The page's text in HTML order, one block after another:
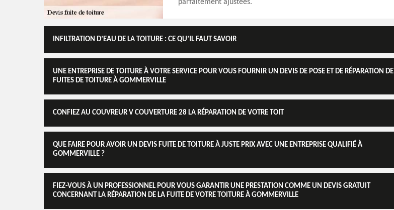
parfaitement ajustées.
INFILTRATION D’EAU DE LA TOITURE : CE QU’IL FAUT SAVOIR
UNE ENTREPRISE DE TOITURE À VOTRE SERVICE POUR VOUS FOURNIR UN DEVIS DE POSE ET DE RÉPARATION DE
FUITES DE TOITURE À GOMMERVILLE
CONFIEZ AU COUVREUR V COUVERTURE 28 LA RÉPARATION DE VOTRE TOIT
QUE FAIRE POUR AVOIR UN DEVIS FUITE DE TOITURE À JUSTE PRIX AVEC UNE ENTREPRISE QUALIFIÉ À
GOMMERVILLE ?
FIEZ-VOUS À UN PROFESSIONNEL POUR VOUS GARANTIR UNE PRESTATION COMME UN DEVIS GRATUIT
CONCERNANT LA RÉPARATION DE LA FUITE DE VOTRE TOITURE À GOMMERVILLE